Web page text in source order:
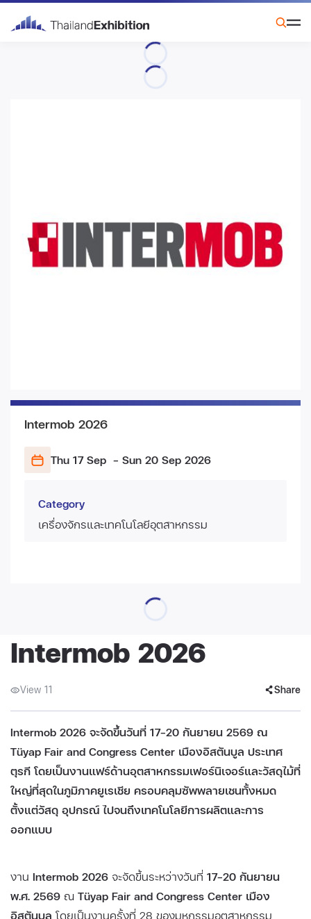
Intermob 2026
Thu 17 Sep - Sun 20 Sep 2026
Category
เครื่องจักรและเทคโนโลยีอุตสาหกรรม
Intermob 2026
View 11 Share
Intermob 2026 จะจัดขึ้นวันที่ 17–20 กันยายน 2569 ณ
Tüyap Fair and Congress Center เมืองอิสตันบูล ประเทศ
ตุรกี โดยเป็นงานแฟร์ด้านอุตสาหกรรมเฟอร์นิเจอร์และวัสดุไม้ที่
ใหญ่ที่สุดในภูมิภาคยูเรเชีย ครอบคลุมซัพพลายเชนทั้งหมด
ตั้งแต่วัสดุ อุปกรณ์ ไปจนถึงเทคโนโลยีการผลิตและการ
ออกแบบ
งาน Intermob 2026 จะจัดขึ้นระหว่างวันที่ 17–20 กันยายน
พ.ศ. 2569 ณ Tüyap Fair and Congress Center เมือง
อิสตันบูล โดยเป็นงานครั้งที่ 28 ของมหกรรมอุตสาหกรรม